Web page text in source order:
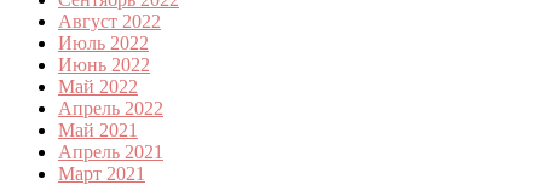
Август 2022
Июль 2022
Июнь 2022
Май 2022
Апрель 2022
Май 2021
Апрель 2021
Март 2021